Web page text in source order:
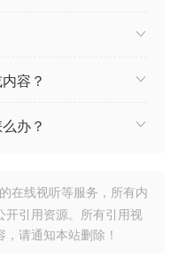
容？
办？
在线视听等服务，所有内
开引用资源。所有引用视
请通知本站删除！